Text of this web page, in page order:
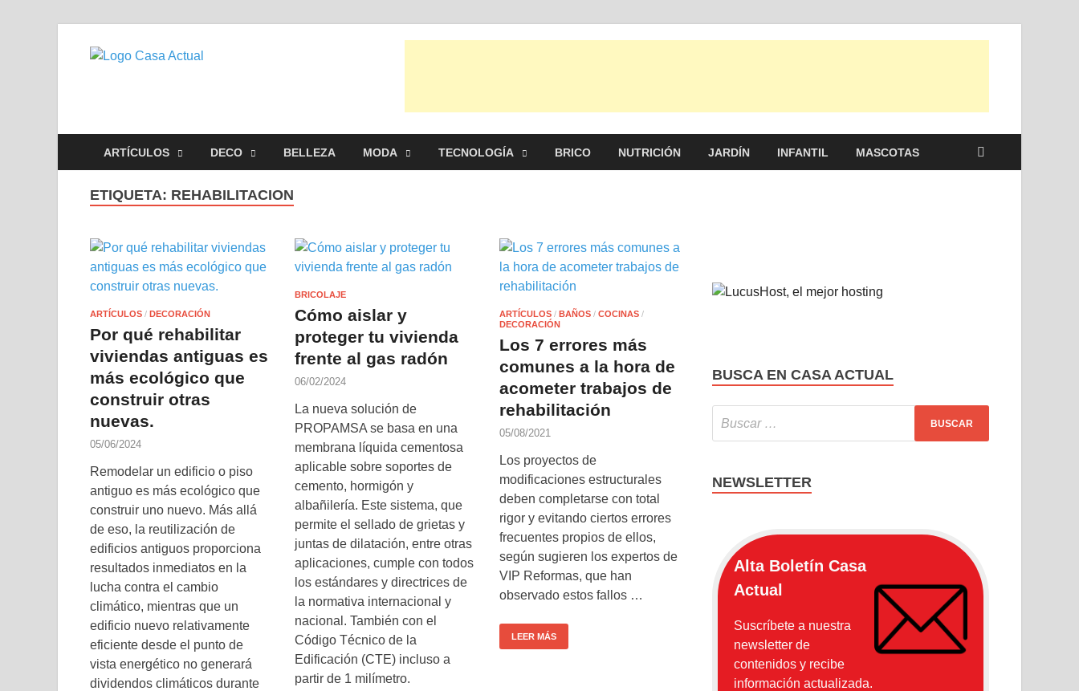
ARTÍCULOS DECO BELLEZA MODA TECNOLOGÍA BRICO NUTRICIÓN JARDÍN INFANTIL MASCOTAS
ETIQUETA: REHABILITACION
ARTÍCULOS / DECORACIÓN
Por qué rehabilitar
viviendas antiguas es
más ecológico que
construir otras
nuevas.
05/06/2024
Remodelar un edificio o piso
antiguo es más ecológico que
construir uno nuevo. Más allá
de eso, la reutilización de
edificios antiguos proporciona
resultados inmediatos en la
lucha contra el cambio
climático, mientras que un
edificio nuevo relativamente
eficiente desde el punto de
vista energético no generará
dividendos climáticos durante
BRICOLAJE
Cómo aislar y
proteger tu vivienda
frente al gas radón
06/02/2024
La nueva solución de
PROPAMSA se basa en una
membrana líquida cementosa
aplicable sobre soportes de
cemento, hormigón y
albañilería. Este sistema, que
permite el sellado de grietas y
juntas de dilatación, entre otras
aplicaciones, cumple con todos
los estándares y directrices de
la normativa internacional y
nacional. También con el
Código Técnico de la
Edificación (CTE) incluso a
partir de 1 milímetro.
ARTÍCULOS / BAÑOS / COCINAS /
DECORACIÓN
Los 7 errores más
comunes a la hora de
acometer trabajos de
rehabilitación
05/08/2021
Los proyectos de
modificaciones estructurales
deben completarse con total
rigor y evitando ciertos errores
frecuentes propios de ellos,
según sugieren los expertos de
VIP Reformas, que han
observado estos fallos …
LEER MÁS
BUSCA EN CASA ACTUAL
NEWSLETTER
Alta Boletín Casa
Actual
Suscríbete a nuestra
newsletter de
contenidos y recibe
información actualizada.